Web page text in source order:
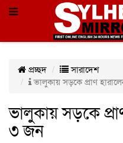
প্রচ্ছদ
সারাদেশ
ভালুকায় সড়কে প্রাণ
ভালুকায় সড়কে প্রাণ
৩ জন